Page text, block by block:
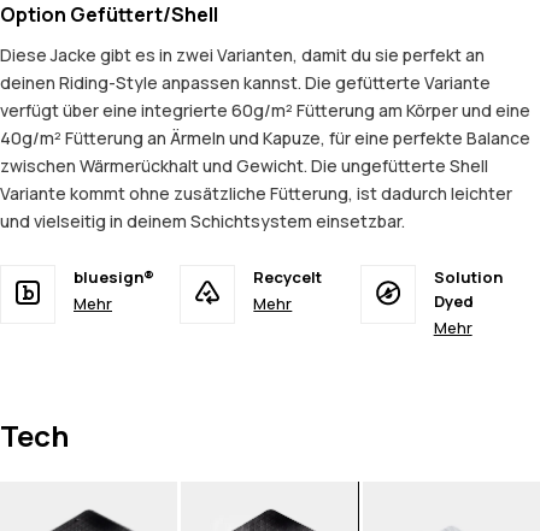
Option Gefüttert/Shell
Diese Jacke gibt es in zwei Varianten, damit du sie perfekt an
deinen Riding-Style anpassen kannst. Die gefütterte Variante
verfügt über eine integrierte 60g/m² Fütterung am Körper und eine
40g/m² Fütterung an Ärmeln und Kapuze, für eine perfekte Balance
zwischen Wärmerückhalt und Gewicht. Die ungefütterte Shell
Variante kommt ohne zusätzliche Fütterung, ist dadurch leichter
und vielseitig in deinem Schichtsystem einsetzbar.
bluesign®
Mehr
Recycelt
Mehr
Solution
Dyed
Mehr
Tech